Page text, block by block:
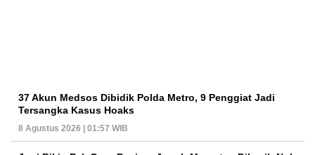
37 Akun Medsos Dibidik Polda Metro, 9 Penggiat Jadi
Tersangka Kasus Hoaks
8 Agustus 2026 | 01:57 WIB